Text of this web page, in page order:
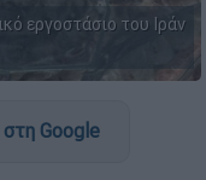
εργοστάσιο του Ιράν
Google